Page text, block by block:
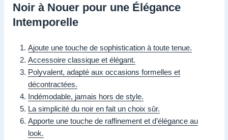
Noir à Nouer pour une Élégance
Intemporelle
Ajoute une touche de sophistication à toute tenue.
Accessoire classique et élégant.
Polyvalent, adapté aux occasions formelles et
décontractées.
Indémodable, jamais hors de style.
La simplicité du noir en fait un choix sûr.
Apporte une touche de raffinement et d’élégance au
look.